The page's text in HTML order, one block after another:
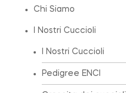
Chi Siamo
I Nostri Cuccioli
I Nostri Cuccioli
Pedigree ENCI